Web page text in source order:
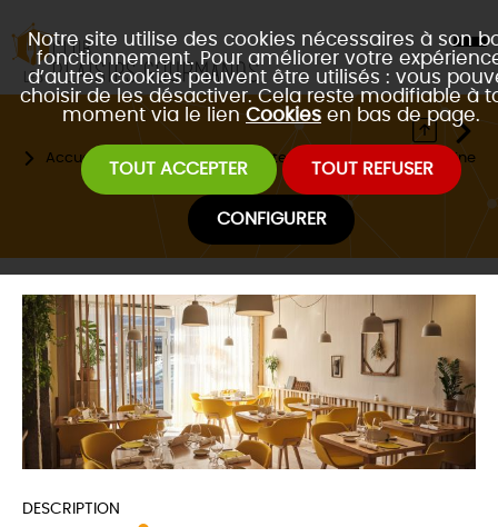
Notre site utilise des cookies nécessaires à son
fonctionnement. Pour améliorer votre
d’autres cookies peuvent être utilisés : vous
choisir de les désactiver. Cela reste modifiable à
moment via le lien Cookies en bas de page.
TOUT ACCEPTER TOUT REFUSER
CONFIGURER
Accueil Les restaurants partenaires Type de cuisine
Circle
DESCRIPTION